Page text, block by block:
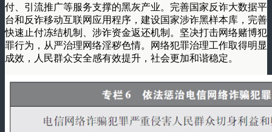
付、引流推广等服务支撑的黑灰产业。完善国家反诈大数据平
台和反诈移动互联网应用程序，建设国家涉诈黑样本库，完善
快速止付冻结机制、涉诈资金返还机制。坚决打击网络赌博犯
罪行为，从严治理网络淫秽色情。网络犯罪治理工作取得明显
成效，人民群众安全感有效提升，社会更加和谐稳定。